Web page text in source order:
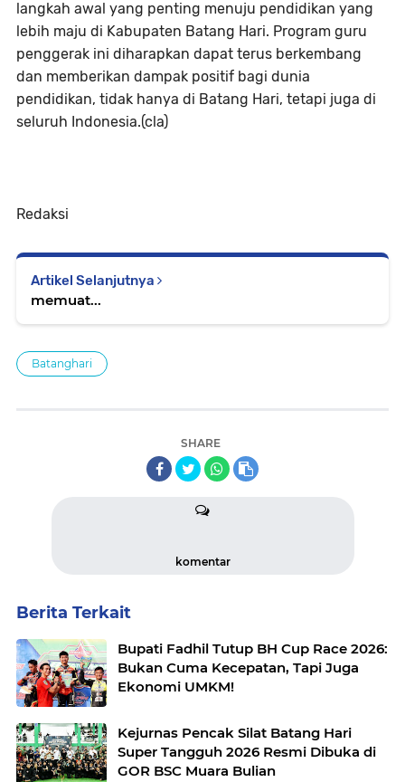
langkah awal yang penting menuju pendidikan yang
lebih maju di Kabupaten Batang Hari. Program guru
penggerak ini diharapkan dapat terus berkembang
dan memberikan dampak positif bagi dunia
pendidikan, tidak hanya di Batang Hari, tetapi juga di
seluruh Indonesia.(cla)
Redaksi
Artikel Selanjutnya
memuat...
Batanghari
SHARE
komentar
Berita Terkait
Bupati Fadhil Tutup BH Cup Race 2026:
Bukan Cuma Kecepatan, Tapi Juga
Ekonomi UMKM!
Kejurnas Pencak Silat Batang Hari
Super Tangguh 2026 Resmi Dibuka di
GOR BSC Muara Bulian